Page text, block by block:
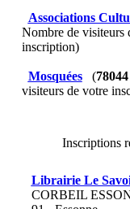
Associations
Nombre de visiteurs
inscription)
Mosquées (78044
visiteurs de votre
Inscriptions
Librairie Le
CORBEIL